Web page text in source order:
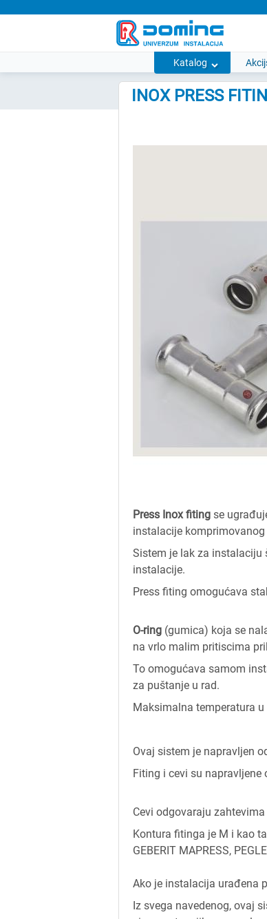
Katalog
INOX PRESS
Press Inox fiting se
instalacije komprimovanog
Sistem je lak za instalaciju
instalacije.
Press fiting omogućava
O-ring (gumica) koja se
na vrlo malim pritiscima
To omogućava samom
za puštanje u rad.
Maksimalna temperatura
Ovaj sistem je napravljen
Fiting i cevi su napravljene
Cevi odgovaraju
Kontura fitinga je M i kao
GEBERIT MAPRESS,
Ako je instalacija urađena
Iz svega navedenog, ovaj